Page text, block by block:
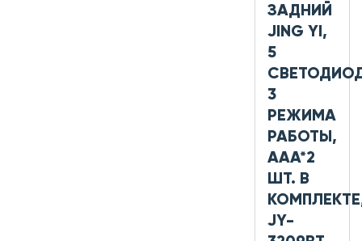
ЗАДНИЙ
JING YI,
5
3
РЕЖИМА
РАБОТЫ,
AAA*2
ШТ. В
JY-